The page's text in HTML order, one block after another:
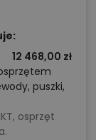
12 468,00 zł
puszki,
osprzęt